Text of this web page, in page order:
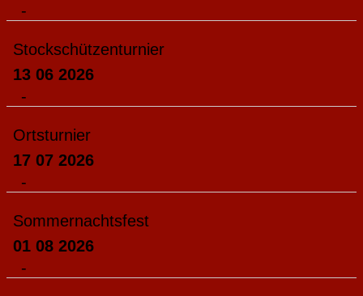
-
Stockschützenturnier
13 06 2026
-
Ortsturnier
17 07 2026
-
Sommernachtsfest
01 08 2026
-